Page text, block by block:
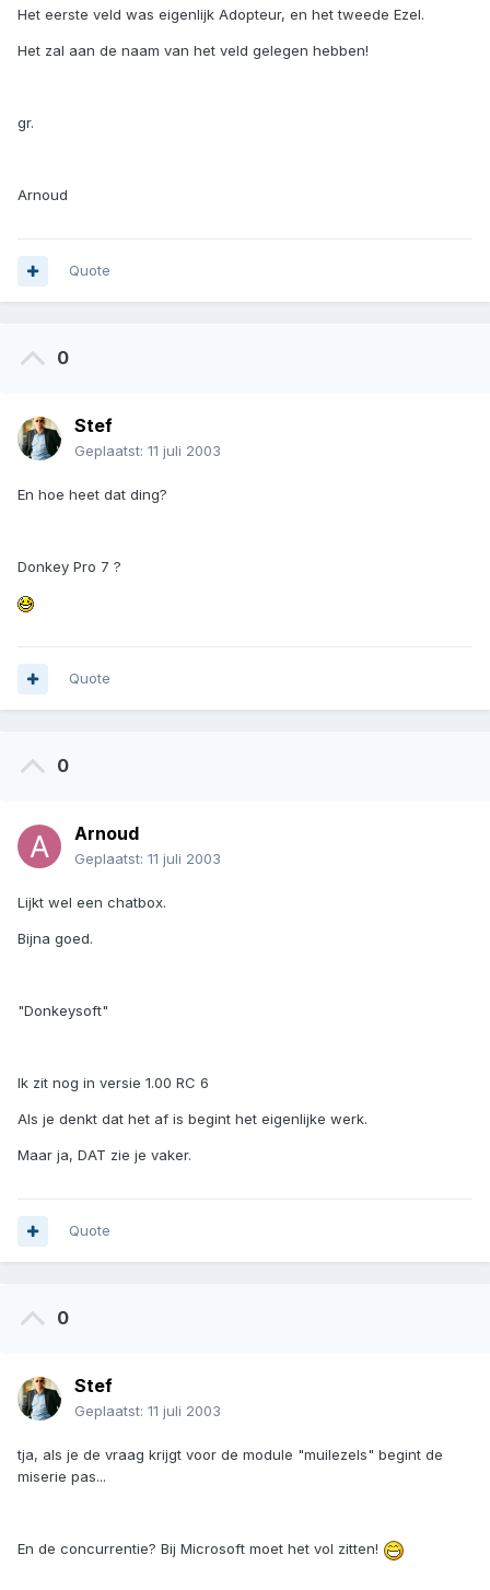
Het eerste veld was eigenlijk Adopteur, en het tweede Ezel.
Het zal aan de naam van het veld gelegen hebben!
gr.
Arnoud
Quote
0
Stef
Geplaatst: 11 juli 2003
En hoe heet dat ding?
Donkey Pro 7 ?
Quote
0
Arnoud
Geplaatst: 11 juli 2003
Lijkt wel een chatbox.
Bijna goed.
"Donkeysoft"
Ik zit nog in versie 1.00 RC 6
Als je denkt dat het af is begint het eigenlijke werk.
Maar ja, DAT zie je vaker.
Quote
0
Stef
Geplaatst: 11 juli 2003
tja, als je de vraag krijgt voor de module "muilezels" begint de
miserie pas...
En de concurrentie? Bij Microsoft moet het vol zitten!